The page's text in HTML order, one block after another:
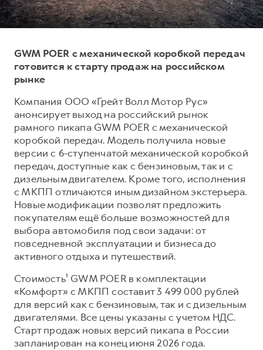
DARGO DARGO X
от 3 499 000 ₽
F7
от 2 899 000 ₽
F7X
от 3 599 000 ₽
POER
от 3 449 000 ₽
Тест-драйв
КРЕДИТ И СТРАХОВАНИЕ
Страхование
Кредит
КОРПОРАТИВНЫМ КЛИЕНТАМ
Для малого бизнеса
Корпоративным клиентам
Крупным корпоративным клиентам
Система управления автопарком
Сервис для корпоративных клиентов
HAVAL Лизинг
АКСЕССУАРЫ HAVAL
Автомобильные аксессуары
СЕРВИСНОЕ ОБСЛУЖИВАНИЕ
Программа «Помощь на дороге»
Регламенты технического обслуживания
ПОДДЕРЖКА
GWM Безопасность
Гарантия HAVAL
Мобильное приложение GWM
Программа «HAVAL Защита+»
Руководства по эксплуатации
Подписки
АКСЕССУАРЫ HAVAL
Автомобильные аксессуары
Коллекция CITY
Коллекция Базовая
О дилере
Контакты
GWM POER с механической коробкой передач
готовится к старту продаж на российском
рынке
Компания ООО «Грейт Волл Мотор Рус»
анонсирует выход на российский рынок
рамного пикапа GWM POER с механической
коробкой передач. Модель получила новые
версии с 6-ступенчатой механической коробкой
передач, доступные как с бензиновым, так и с
дизельным двигателем. Кроме того, исполнения
с МКПП отличаются иным дизайном экстерьера.
Новые модификации позволят предложить
покупателям ещё больше возможностей для
выбора автомобиля под свои задачи: от
повседневной эксплуатации и бизнеса до
активного отдыха и путешествий.
Стоимость¹ GWM POER в комплектации
«Комфорт» с МКПП составит 3 499 000 рублей
для версий как с бензиновым, так и с дизельным
двигателями. Все цены указаны с учетом НДС.
Старт продаж новых версий пикапа в России
запланирован на конец июня 2026 года.